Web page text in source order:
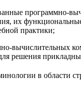
программно-
их
практики;
вычислительных
решения
в области